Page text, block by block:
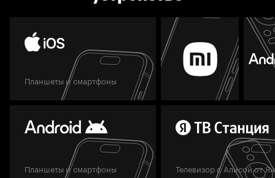
Планшеты и смартфоны
Планшеты и смартфоны Телевизор с Алисой от